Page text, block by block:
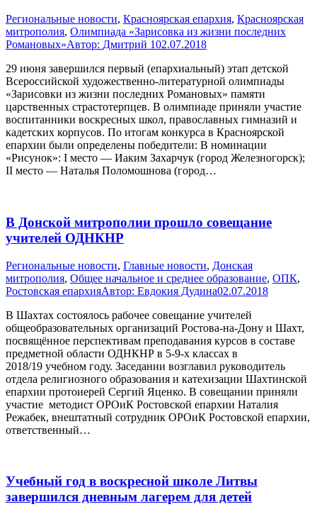
Pегиональные новости, Красноярская епархия, Красноярская
митрополия, Олимпиада «Зарисовка из жизни последних
Романовых»Автор: Дмитрий 102.07.2018
29 июня завершился первый (епархиальный) этап детской
Всероссийской художественно-литературной олимпиады
«Зарисовки из жизни последних Романовых» памяти
царственных страстотерпцев. В олимпиаде приняли участие
воспитанники воскресных школ, православных гимназий и
кадетских корпусов. По итогам конкурса в Красноярской
епархии были определены победители: В номинации
«Рисунок»: I место — Иаким Захарчук (город Железногорск);
II место — Наталья Поломошнова (город…
В Донской митрополии прошло совещание
учителей ОДНКНР
Pегиональные новости, Главные новости, Донская
митрополия, Общее начальное и среднее образование, ОПК,
Ростовская епархияАвтор: Евдокия Дудина02.07.2018
В Шахтах состоялось рабочее совещание учителей
общеобразовательных организаций Ростова-на-Дону и Шахт,
посвящённое перспективам преподавания курсов в составе
предметной области ОДНКНР в 5-9-х классах в
2018/19 учебном году. Заседании возглавил руководитель
отдела религиозного образования и катехизации Шахтинской
епархии протоиерей Сергий Яценко. В совещании приняли
участие методист ОРОиК Ростовской епархии Наталия
Режабек, внештатный сотрудник ОРОиК Ростовской епархии,
ответственный…
Учебный год в воскресной школе Литвы
завершился дневным лагерем для детей